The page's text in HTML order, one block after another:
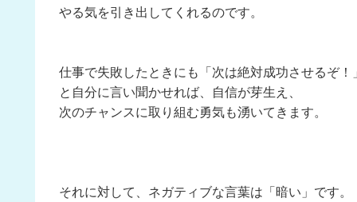
やる気を引き出してくれるのです。
仕事で失敗したときにも「次は絶対成功させるぞ！
と自分に言い聞かせれば、自信が芽生え、
次のチャンスに取り組む勇気も湧いてきます。
それに対して、ネガティブな言葉は「暗い」です。